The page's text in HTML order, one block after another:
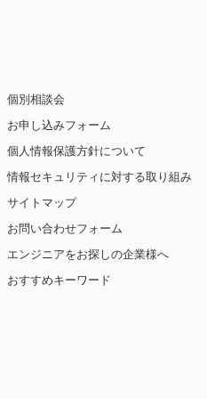
覧情報などをもとにユーザーの興味・関
用しています（ただし、個人を特定・識
講じます。
個別相談会
お申し込みフォーム
個人情報保護方針について
情報セキュリティに対する取り組み
サイトマップ
お問い合わせフォーム
エンジニアをお探しの企業様へ
おすすめキーワード